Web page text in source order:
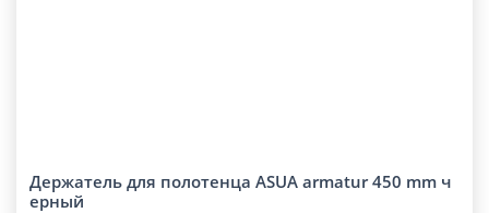
Держатель для полотенца ASUA armatur 450 mm ч
ерный